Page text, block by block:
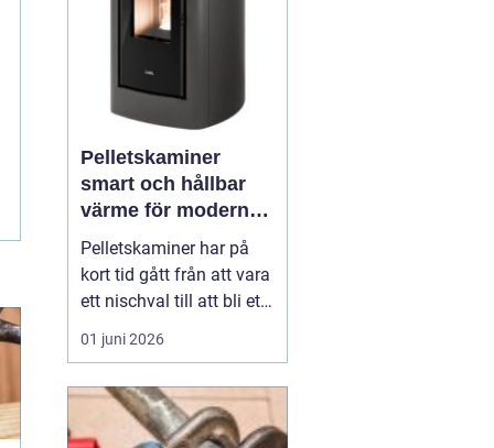
Pelletskaminer
smart och hållbar
värme för moderna
hem
Pelletskaminer har på
kort tid gått från att vara
ett nischval till att bli ett
av de mest intressanta
alternativen för
kombinera låg
uppvärmningskostnad
01 juni 2026